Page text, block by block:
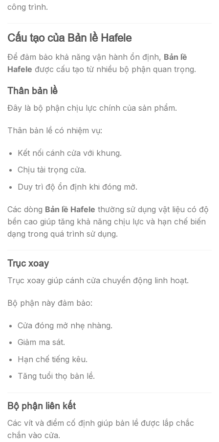
công trình.
Cấu tạo của Bản lề Hafele
Để đảm bảo khả năng vận hành ổn định, Bản lề
Hafele được cấu tạo từ nhiều bộ phận quan trọng.
Thân bản lề
Đây là bộ phận chịu lực chính của sản phẩm.
Thân bản lề có nhiệm vụ:
Kết nối cánh cửa với khung.
Chịu tải trọng cửa.
Duy trì độ ổn định khi đóng mở.
Các dòng Bản lề Hafele thường sử dụng vật liệu có độ
bền cao giúp tăng khả năng chịu lực và hạn chế biến
dạng trong quá trình sử dụng.
Trục xoay
Trục xoay giúp cánh cửa chuyển động linh hoạt.
Bộ phận này đảm bảo:
Cửa đóng mở nhẹ nhàng.
Giảm ma sát.
Hạn chế tiếng kêu.
Tăng tuổi thọ bản lề.
Bộ phận liên kết
Các vít và điểm cố định giúp bản lề được lắp chắc
chắn vào cửa.